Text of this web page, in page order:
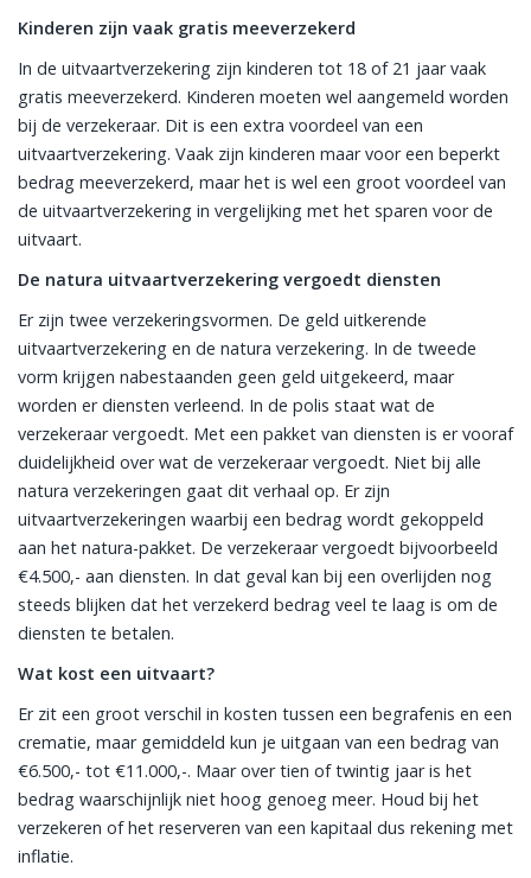
Kinderen zijn vaak gratis meeverzekerd
In de uitvaartverzekering zijn kinderen tot 18 of 21 jaar vaak
gratis meeverzekerd. Kinderen moeten wel aangemeld worden
bij de verzekeraar. Dit is een extra voordeel van een
uitvaartverzekering. Vaak zijn kinderen maar voor een beperkt
bedrag meeverzekerd, maar het is wel een groot voordeel van
de uitvaartverzekering in vergelijking met het sparen voor de
uitvaart.
De natura uitvaartverzekering vergoedt diensten
Er zijn twee verzekeringsvormen. De geld uitkerende
uitvaartverzekering en de natura verzekering. In de tweede
vorm krijgen nabestaanden geen geld uitgekeerd, maar
worden er diensten verleend. In de polis staat wat de
verzekeraar vergoedt. Met een pakket van diensten is er vooraf
duidelijkheid over wat de verzekeraar vergoedt. Niet bij alle
natura verzekeringen gaat dit verhaal op. Er zijn
uitvaartverzekeringen waarbij een bedrag wordt gekoppeld
aan het natura-pakket. De verzekeraar vergoedt bijvoorbeeld
€4.500,- aan diensten. In dat geval kan bij een overlijden nog
steeds blijken dat het verzekerd bedrag veel te laag is om de
diensten te betalen.
Wat kost een uitvaart?
Er zit een groot verschil in kosten tussen een begrafenis en een
crematie, maar gemiddeld kun je uitgaan van een bedrag van
€6.500,- tot €11.000,-. Maar over tien of twintig jaar is het
bedrag waarschijnlijk niet hoog genoeg meer. Houd bij het
verzekeren of het reserveren van een kapitaal dus rekening met
inflatie.